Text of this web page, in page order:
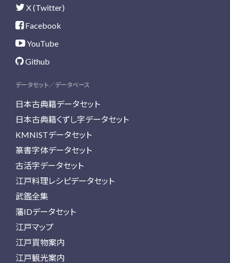
X (Twitter)
Facebook
YouTube
Github
データセット／データベース
日本古典籍データセット
日本古典籍くずし字データセット
KMNISTデータセット
篆書字体データセット
古活字データセット
江戸料理レシピデータセット
武鑑全集
藩IDデータセット
江戸マップ
江戸買物案内
江戸観光案内